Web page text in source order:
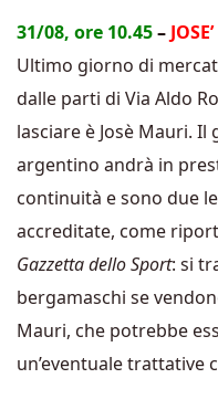
31/08, ore 10.45–
Ultimo giorno di
dalle parti di Via Aldo
lasciare è Josè Mauri.
argentino andrà in
continuità e sono due
accreditate, come
Gazzetta dello Sport: si
bergamaschi se
Mauri, che potrebbe
un’eventuale trattative